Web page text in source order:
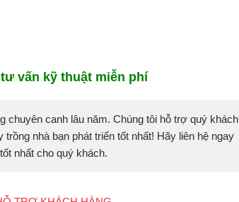
vấn kỹ thuật miễn phí
canh lâu năm. Chúng tôi hỗ trợ quý khách
nhà bạn phát triển tốt nhất! Hãy liên hệ ngay
nhất cho quý khách.